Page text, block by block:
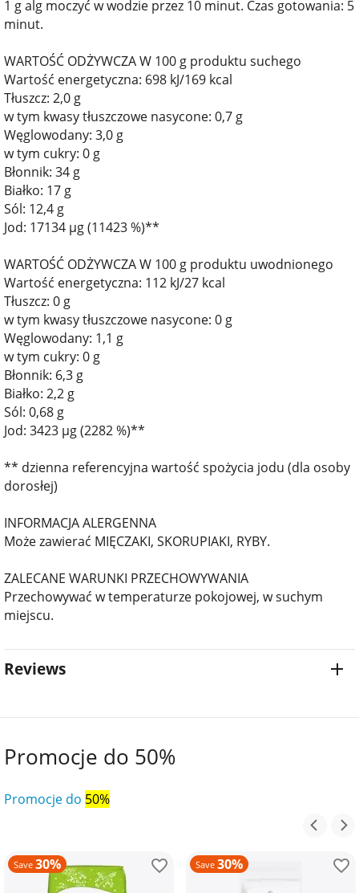
1 g alg moczyć w wodzie przez 10 minut. Czas gotowania: 5
minut.
WARTOŚĆ ODŻYWCZA W 100 g produktu suchego
Wartość energetyczna: 698 kJ/169 kcal
Tłuszcz: 2,0 g
w tym kwasy tłuszczowe nasycone: 0,7 g
Węglowodany: 3,0 g
w tym cukry: 0 g
Błonnik: 34 g
Białko: 17 g
Sól: 12,4 g
Jod: 17134 µg (11423 %)**
WARTOŚĆ ODŻYWCZA W 100 g produktu uwodnionego
Wartość energetyczna: 112 kJ/27 kcal
Tłuszcz: 0 g
w tym kwasy tłuszczowe nasycone: 0 g
Węglowodany: 1,1 g
w tym cukry: 0 g
Błonnik: 6,3 g
Białko: 2,2 g
Sól: 0,68 g
Jod: 3423 µg (2282 %)**
** dzienna referencyjna wartość spożycia jodu (dla osoby
dorosłej)
INFORMACJA ALERGENNA
Może zawierać MIĘCZAKI, SKORUPIAKI, RYBY.
ZALECANE WARUNKI PRZECHOWYWANIA
Przechowywać w temperaturze pokojowej, w suchym
miejscu.
Reviews
Promocje do 50%
Promocje do 50%
Save 30% Save 30%